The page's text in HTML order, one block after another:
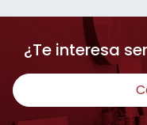
¿Te interesa